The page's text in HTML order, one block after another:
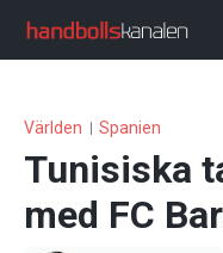
Världen Spanien
Tunisiska
med FC